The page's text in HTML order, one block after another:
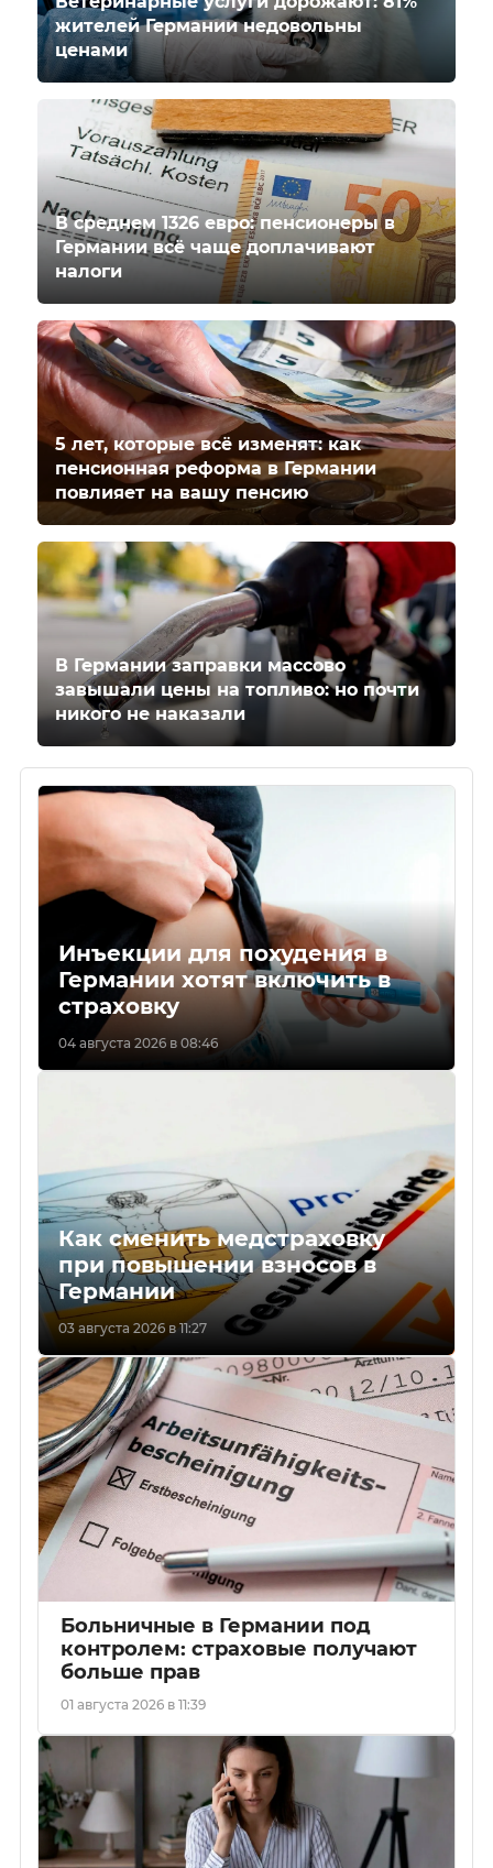
жителей Германии недовольны
ценами
В среднем 1326 евро: пенсионеры в
Германии всё чаще доплачивают
налоги
5 лет, которые всё изменят: как
пенсионная реформа в Германии
повлияет на вашу пенсию
В Германии заправки массово
завышали цены на топливо: но почти
никого не наказали
Инъекции для похудения в
Германии хотят включить в
страховку
04 августа 2026 в 08:46
Как сменить медстраховку
при повышении взносов в
Германии
03 августа 2026 в 11:27
Больничные в Германии под
контролем: страховые получают
больше прав
01 августа 2026 в 11:39